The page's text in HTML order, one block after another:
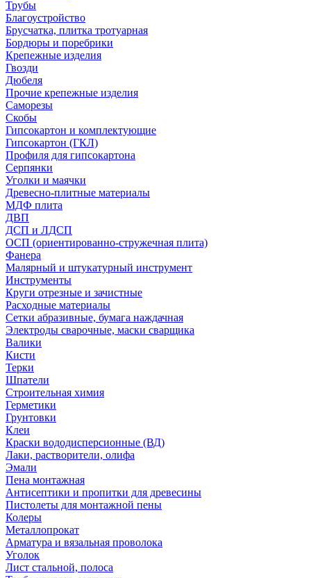
Трубы
Благоустройство
Брусчатка, плитка тротуарная
Бордюры и поребрики
Крепежные изделия
Гвозди
Дюбеля
Прочие крепежные изделия
Саморезы
Скобы
Гипсокартон и комплектующие
Гипсокартон (ГКЛ)
Профиля для гипсокартона
Серпянки
Уголки и маячки
Древесно-плитные материалы
МДФ плита
ДВП
ДСП и ЛДСП
ОСП (ориентированно-стружечная плита)
Фанера
Малярный и штукатурный инструмент
Инструменты
Круги отрезные и зачистные
Расходные материалы
Сетки абразивные, бумага наждачная
Электроды сварочные, маски сварщика
Валики
Кисти
Терки
Шпатели
Строительная химия
Герметики
Грунтовки
Клеи
Краски вододисперсионные (ВД)
Лаки, растворители, олифа
Эмали
Пена монтажная
Антисептики и пропитки для древесины
Пистолеты для монтажной пены
Колеры
Металлопрокат
Арматура и вязальная проволока
Уголок
Лист стальной, полоса